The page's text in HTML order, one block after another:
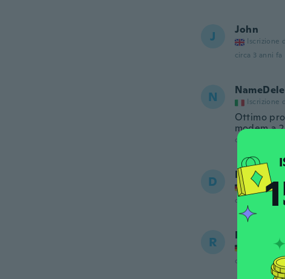
J John
Iscrizione
circa 3 anni fa
N Iscrizione
Ottimo
modem a
circa 3 anni fa
D Don
Iscrizione
circa 3 anni fa
R Rainer
Iscrizione
circa 3 anni fa